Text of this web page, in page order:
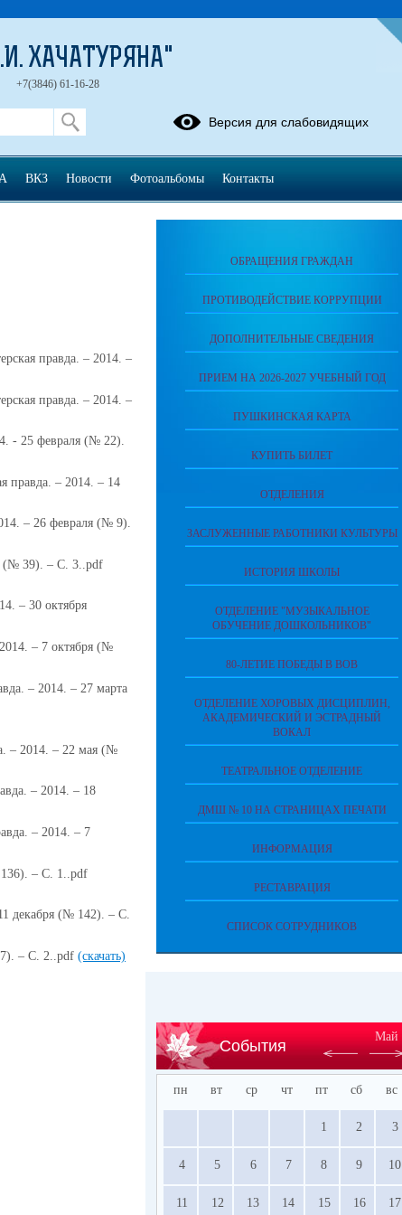
правда. – 2014. –
правда. – 2014. –
- 25 февраля (№ 22).
правда. – 2014. – 14
– 26 февраля (№ 9).
(№ 39). – С. 3..pdf
– 30 октября
– 7 октября (№
– 2014. – 27 марта
– 2014. – 22 мая (№
– 2014. – 18
– 2014. – 7
136). – С. 1..pdf
декабря (№ 142). – С.
– С. 2..pdf (скачать)
ОБРАЩЕНИЯ ГРАЖДАН
ПРОТИВОДЕЙСТВИЕ КОРРУПЦИИ
ДОПОЛНИТЕЛЬНЫЕ СВЕДЕНИЯ
ПРИЕМ НА 2026-2027 УЧЕБНЫЙ ГОД
ПУШКИНСКАЯ КАРТА
КУПИТЬ БИЛЕТ
ОТДЕЛЕНИЯ
ЗАСЛУЖЕННЫЕ РАБОТНИКИ КУЛЬТУРЫ
ИСТОРИЯ ШКОЛЫ
ОТДЕЛЕНИЕ "МУЗЫКАЛЬНОЕ
ОБУЧЕНИЕ ДОШКОЛЬНИКОВ"
80-ЛЕТИЕ ПОБЕДЫ В ВОВ
ОТДЕЛЕНИЕ ХОРОВЫХ ДИСЦИПЛИН,
АКАДЕМИЧЕСКИЙ И ЭСТРАДНЫЙ
ВОКАЛ
ТЕАТРАЛЬНОЕ ОТДЕЛЕНИЕ
ДМШ № 10 НА СТРАНИЦАХ ПЕЧАТИ
ИНФОРМАЦИЯ
РЕСТАВРАЦИЯ
СПИСОК СОТРУДНИКОВ
События
Май
пн вт ср чт пт сб вс
1 2 3
4 5 6 7 8 9 10
11 12 13 14 15 16 17
ХАЧАТУРЯНА"
+7(3846) 61-16-28
Версия для слабовидящих
ВКЗ Новости Фотоальбомы Контакты